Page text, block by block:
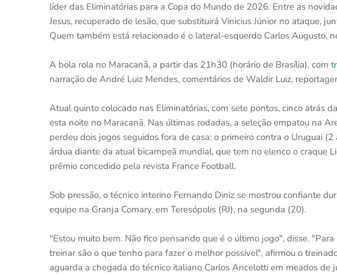
líder das Eliminatórias para a Copa do Mundo de 2026. Entre as
Jesus, recuperado de lesão, que substituirá Vinicius Júnior no ataque,
Quem também está relacionado é o lateral-esquerdo Carlos Augusto,
A bola rola no Maracanã, a partir das 21h30 (horário de Brasília), com
narração de André Luiz Mendes, comentários de Waldir Luiz,
Atual quinto colocado nas Eliminatórias, com sete pontos, cinco atrás
esta noite no Maracanã. Nas últimas rodadas, a seleção empatou na
perdeu dois jogos seguidos fora de casa: o primeiro contra o Uruguai
árdua diante da atual bicampeã mundial, que tem no elenco o craque
prêmio concedido pela revista France Football.
Sob pressão, o técnico interino Fernando Diniz se mostrou confiante
equipe na Granja Comary, em Teresópolis (RJ), na segunda (20).
"Estou muito bem. Não fico pensando que é o último jogo", disse.
treinar são o que tenho para fazer o melhor possível", afirmou o
aguarda a chegada do técnico italiano Carlos Ancelotti em meados